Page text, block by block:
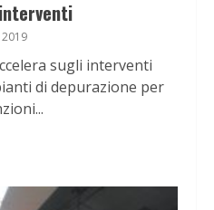
sugli interventi
di depurazione per